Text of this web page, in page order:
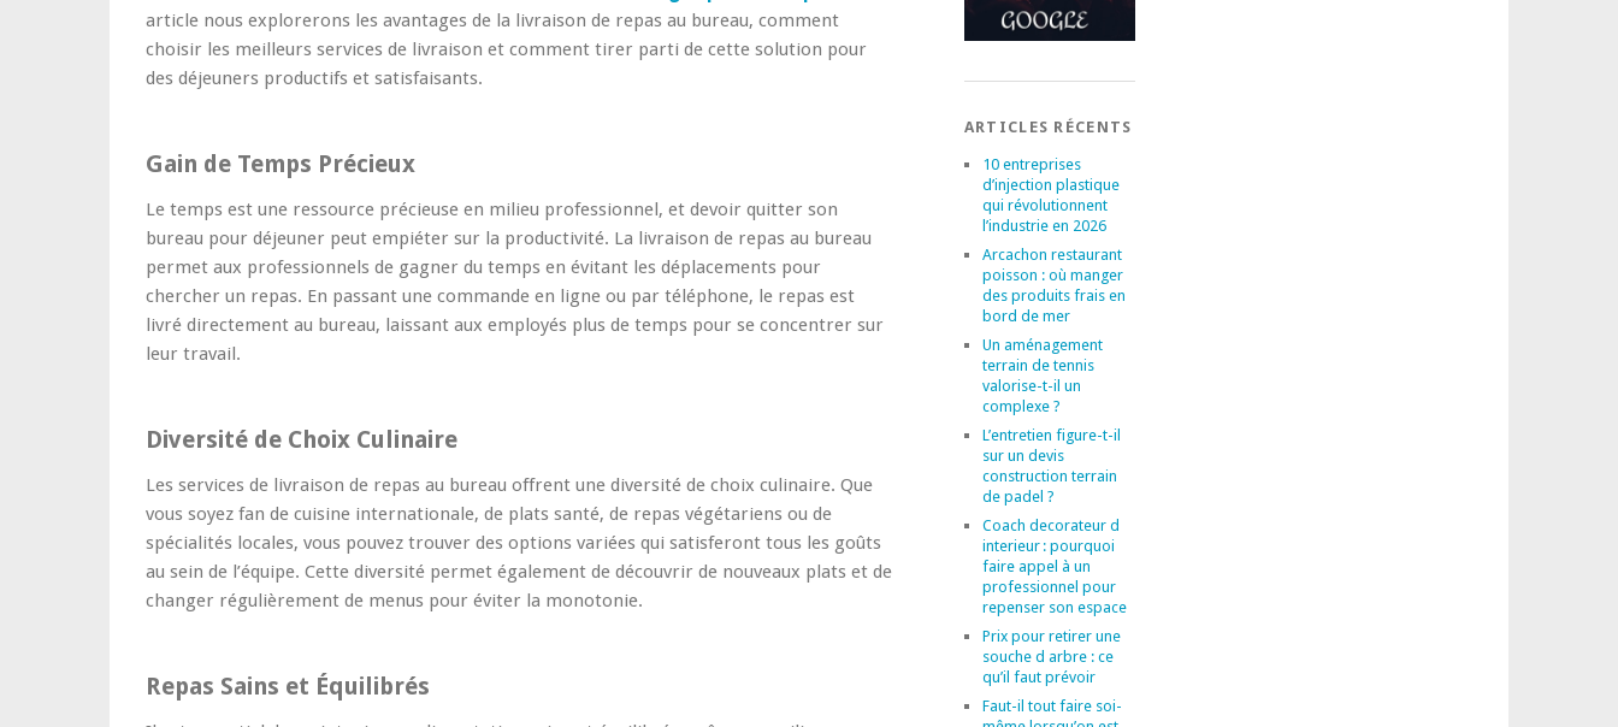
article nous explorerons les avantages de la livraison de repas au bureau, comment
choisir les meilleurs services de livraison et comment tirer parti de cette solution pour
des déjeuners productifs et satisfaisants.
Gain de Temps Précieux
Le temps est une ressource précieuse en milieu professionnel, et devoir quitter son
bureau pour déjeuner peut empiéter sur la productivité. La livraison de repas au bureau
permet aux professionnels de gagner du temps en évitant les déplacements pour
chercher un repas. En passant une commande en ligne ou par téléphone, le repas est
livré directement au bureau, laissant aux employés plus de temps pour se concentrer sur
leur travail.
Diversité de Choix Culinaire
Les services de livraison de repas au bureau offrent une diversité de choix culinaire. Que
vous soyez fan de cuisine internationale, de plats santé, de repas végétariens ou de
spécialités locales, vous pouvez trouver des options variées qui satisferont tous les goûts
au sein de l’équipe. Cette diversité permet également de découvrir de nouveaux plats et de
changer régulièrement de menus pour éviter la monotonie.
Repas Sains et Équilibrés
ARTICLES RÉCENTS
10 entreprises
d’injection plastique
qui révolutionnent
l’industrie en 2026
Arcachon restaurant
poisson : où manger
des produits frais en
bord de mer
Un aménagement
terrain de tennis
valorise-t-il un
complexe ?
L’entretien figure-t-il
sur un devis
construction terrain
de padel ?
Coach decorateur d
interieur : pourquoi
faire appel à un
professionnel pour
repenser son espace
Prix pour retirer une
souche d arbre : ce
qu’il faut prévoir
Faut-il tout faire soi-